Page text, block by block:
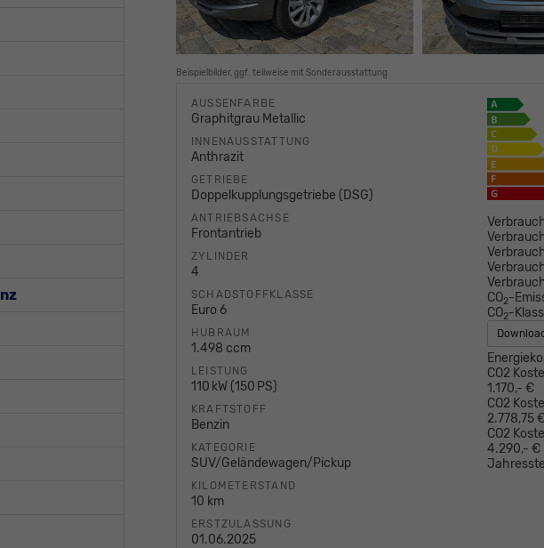
Beispielbilder, ggf. teilweise mit Sonderausstattung
AUSSENFARBE
Graphitgrau Metallic
INNENAUSSTATTUNG
Anthrazit
GETRIEBE
Doppelkupplungsgetriebe (DSG)
ANTRIEBSACHSE
Frontantrieb
ZYLINDER
4
SCHADSTOFFKLASSE
Euro 6
HUBRAUM
1.498 ccm
LEISTUNG
110 kW (150 PS)
KRAFTSTOFF
Benzin
KATEGORIE
SUV/Geländewagen/Pickup
KILOMETERSTAND
10 km
ERSTZULASSUNG
01.06.2025
CO2-
CO2-
Download
CO2
1.170,- €
CO2
2.778,75
CO2
4.290,- €